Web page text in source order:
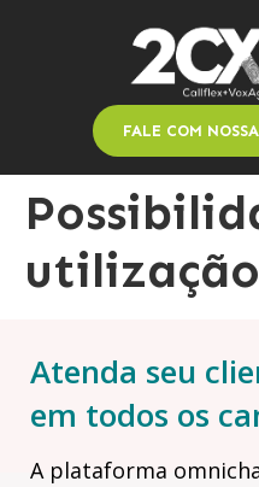
FALE COM
utilização
Atenda seu
em todos os
A plataforma